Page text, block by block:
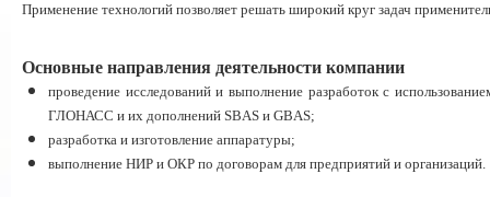
Применение технологий позволяет решать широкий круг задач
Основные направления деятельности компании
проведение исследований и выполнение разработок с
ГЛОНАСС и их дополнений SBAS и GBAS;
разработка и изготовление аппаратуры;
выполнение НИР и ОКР по договорам для предприятий и организаций.